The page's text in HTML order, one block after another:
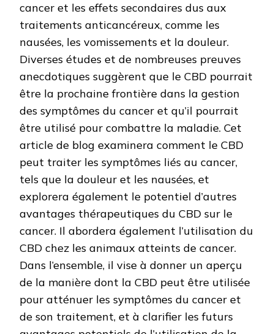
cancer et les effets secondaires dus aux
traitements anticancéreux, comme les
nausées, les vomissements et la douleur.
Diverses études et de nombreuses preuves
anecdotiques suggèrent que le CBD pourrait
être la prochaine frontière dans la gestion
des symptômes du cancer et qu’il pourrait
être utilisé pour combattre la maladie. Cet
article de blog examinera comment le CBD
peut traiter les symptômes liés au cancer,
tels que la douleur et les nausées, et
explorera également le potentiel d’autres
avantages thérapeutiques du CBD sur le
cancer. Il abordera également l’utilisation du
CBD chez les animaux atteints de cancer.
Dans l’ensemble, il vise à donner un aperçu
de la manière dont la CBD peut être utilisée
pour atténuer les symptômes du cancer et
de son traitement, et à clarifier les futurs